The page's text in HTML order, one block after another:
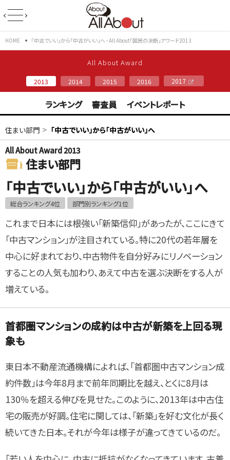
HOME 「中古でいい」から「中古がいい」へ - All About「国民の決断」アワード2013
All About Award
2013 2014 2015 2016 2017
ランキング 審査員 イベントレポート
住まい部門 > 「中古でいい」から「中古がいい」へ
All About Award 2013
住まい部門
「中古でいい」から「中古がいい」へ
総合ランキング4位 部門別ランキング1位
これまで日本には根強い「新築信仰」があったが、ここにきて
「中古マンション」が注目されている。特に20代の若年層を
中心に好まれており、中古物件を自分好みにリノベーション
することの人気も加わり、あえて中古を選ぶ決断をする人が
増えている。
首都圏マンションの成約は中古が新築を上回る現
象も
東日本不動産流通機構によれば、「首都圏中古マンション成
約件数」は今年8月まで前年同期比を越え、とくに8月は
130％を超える伸びを見せた。このように、2013年は中古住
宅の販売が好調。住宅に関しては、「新築」を好む文化が長く
続いてきた日本。それが今年は様子が違ってきているのだ。